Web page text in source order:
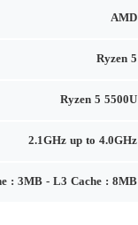
AMD
Ryzen 5
Ryzen 5 5500U
2.1GHz up to 4.0GHz
: 3MB - L3 Cache : 8MB